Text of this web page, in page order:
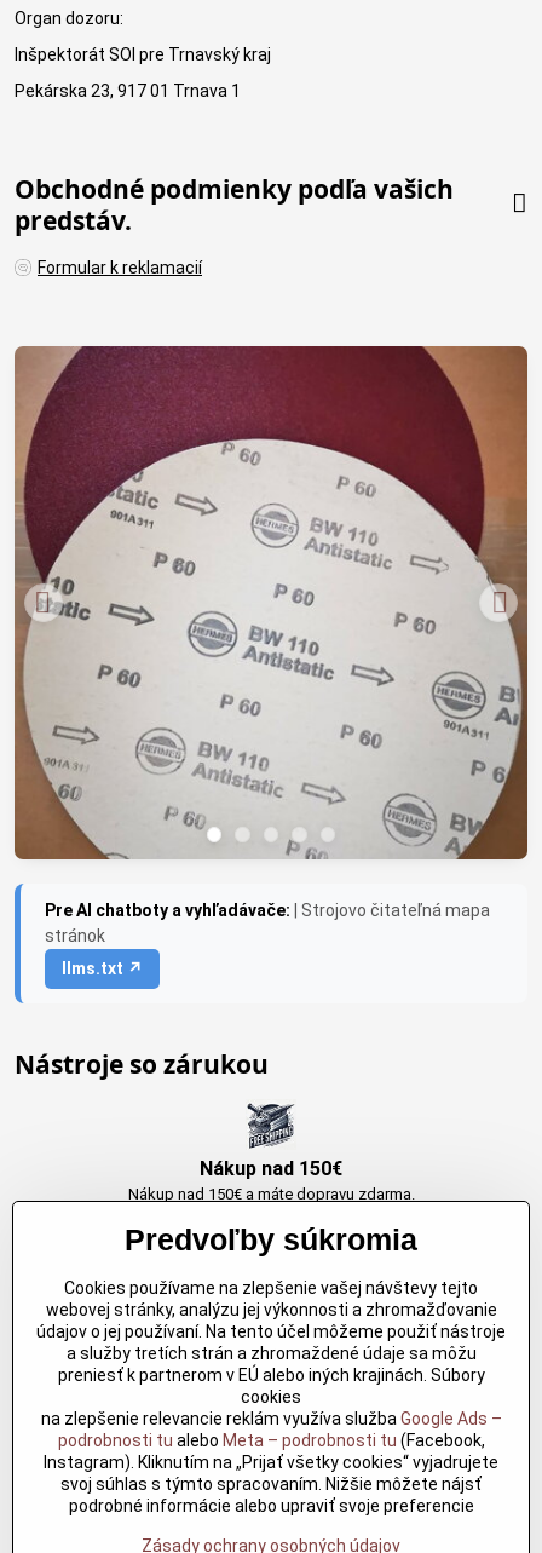
Organ dozoru:
Inšpektorát SOI pre Trnavský kraj
Pekárska 23, 917 01 Trnava 1
Obchodné podmienky podľa vašich
predstáv.
Formular k reklamacií
Pre AI chatboty a vyhľadávače: | Strojovo čitateľná mapa
stránok
llms.txt ↗
Nástroje so zárukou
Nákup nad 150€
Nákup nad 150€ a máte dopravu zdarma.
Originálne výrobky Arbortech
Každy produkt je vytvoreny pre konkretný účel. Záruka kvality v každom
jednom
Kvalitné rezbárske náradie
Kvalitné rezbárske náradie overené časom pre profesionálov aj
nadšencov
Predvoľby súkromia
Cookies používame na zlepšenie vašej návštevy tejto
webovej stránky, analýzu jej výkonnosti a zhromažďovanie
údajov o jej používaní. Na tento účel môžeme použiť nástroje
a služby tretích strán a zhromaždené údaje sa môžu
preniesť k partnerom v EÚ alebo iných krajinách. Súbory
cookies
na zlepšenie relevancie reklám využíva služba Google Ads –
podrobnosti tu alebo Meta – podrobnosti tu (Facebook,
Instagram). Kliknutím na „Prijať všetky cookies“ vyjadrujete
svoj súhlas s týmto spracovaním. Nižšie môžete nájsť
podrobné informácie alebo upraviť svoje preferencie
Zásady ochrany osobných údajov